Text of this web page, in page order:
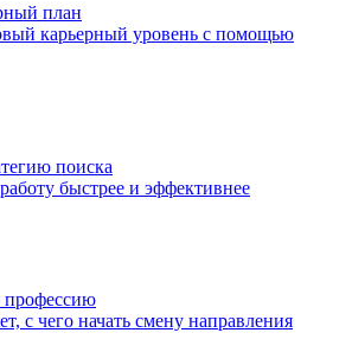
план
карьерный уровень с помощью
поиска
быстрее и эффективнее
профессию
с чего начать смену направления